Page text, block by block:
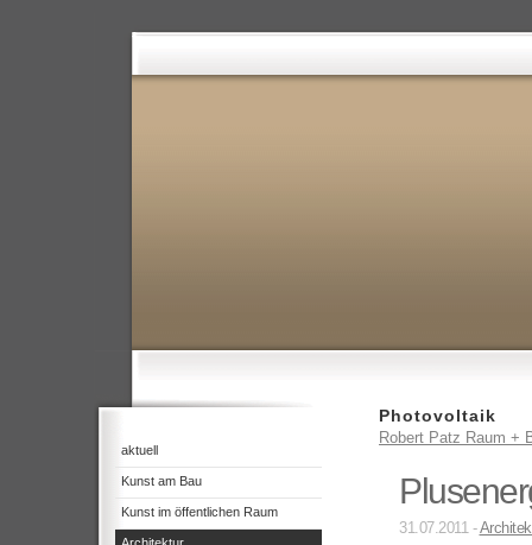
aktuell
Kunst am Bau
Kunst im öffentlichen Raum
Photovoltaik
Robert Patz Raum +
31.07.2011 -